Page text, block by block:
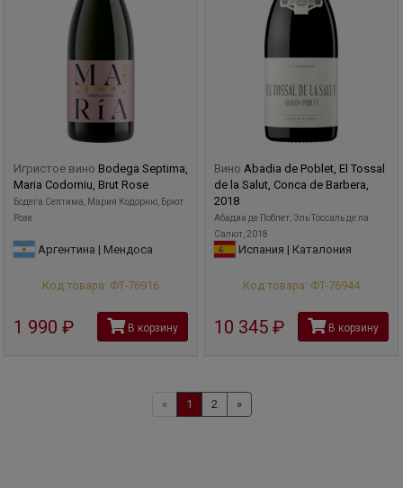
Игристое вино Bodega Septima,
Maria Codorniu, Brut Rose
Бодега Септима, Мария Кодорню, Брют
Розе
Аргентина | Мендоса
Код товара: ФТ-76916
1 990 руб В корзину
Вино Abadia de Poblet, El Tossal
de la Salut, Conca de Barbera,
2018
Абадиа де Поблет, Эль Тоссаль де ла
Салют, 2018
Испания | Каталония
Код товара: ФТ-76944
10 345 рубВ корзину
« 1 2 »